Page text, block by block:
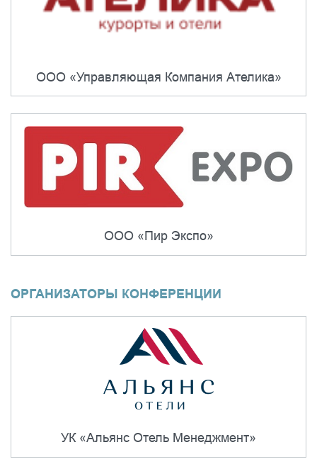
ООО «Управляющая Компания Ателика»
ООО «Пир Экспо»
ОРГАНИЗАТОРЫ КОНФЕРЕНЦИИ
УК «Альянс Отель Менеджмент»